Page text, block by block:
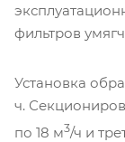
фильтров
Установка
ч.
по 18 м3/ч и